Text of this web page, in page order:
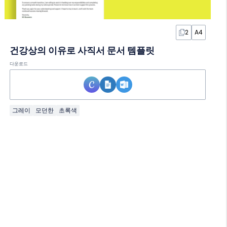
2 A4
건강상의 이유로 사직서 문서 템플릿
다운로드
그레이 모던한 초록색